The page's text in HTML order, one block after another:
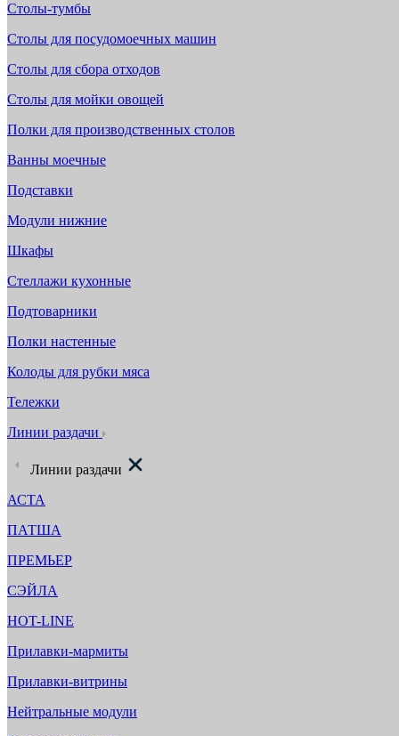
Столы-тумбы
Столы для посудомоечных машин
Столы для сбора отходов
Столы для мойки овощей
Полки для производственных столов
Ванны моечные
Подставки
Модули нижние
Шкафы
Стеллажи кухонные
Подтоварники
Полки настенные
Колоды для рубки мяса
Тележки
Линии раздачи
Линии раздачи
АСТА
ПАТША
ПРЕМЬЕР
СЭЙЛА
HOT-LINE
Прилавки-мармиты
Прилавки-витрины
Нейтральные модули